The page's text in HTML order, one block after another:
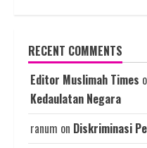
RECENT COMMENTS
Editor Muslimah Times
Kedaulatan Negara
ranum on Diskriminasi